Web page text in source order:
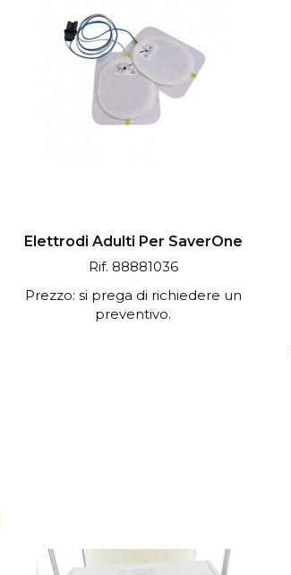
Elettrodi Adulti Per SaverOne
Rif. 88881036
Prezzo: si prega di richiedere un
preventivo.